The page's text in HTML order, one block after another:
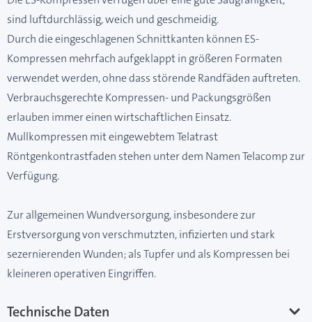
sind luftdurchlässig, weich und geschmeidig.
Durch die eingeschlagenen Schnittkanten können ES-
Kompressen mehrfach aufgeklappt in größeren Formaten
verwendet werden, ohne dass störende Randfäden auftreten.
Verbrauchsgerechte Kompressen- und Packungsgrößen
erlauben immer einen wirtschaftlichen Einsatz.
Mullkompressen mit eingewebtem Telatrast
Röntgenkontrastfaden stehen unter dem Namen Telacomp zur
Verfügung.
Zur allgemeinen Wundversorgung, insbesondere zur
Erstversorgung von verschmutzten, infizierten und stark
sezernierenden Wunden; als Tupfer und als Kompressen bei
kleineren operativen Eingriffen.
Technische Daten